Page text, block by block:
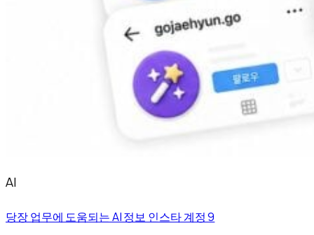
AI
당장 업무에 도움되는 AI 정보 인스타 계정 9